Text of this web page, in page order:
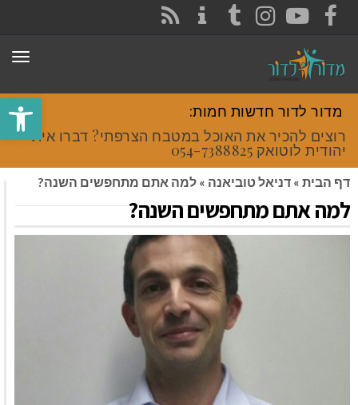
פתח
FACEBOOK
YOUTUBE
INSTAGRAM
TUMBLR
מדור לדור חדשות חמות:
רוצים להכיר את האוכל במטבח הצרפתי? דברו איתי
יהודית לוטואק 054-7388825.
דף הבית » דניאל טוביאנה » למה אתם מתחפשים השנה?
למה אתם מתחפשים השנה?